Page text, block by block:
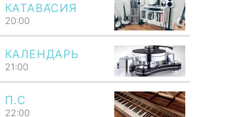
Общность звука с мыслью сразу же
бросается в глаза. Как мысль,
подобно молнии, сосредоточивает
КАТАВА́СИЯ
20:00
КАЛЕНДАРЬ
21:00
П.С
22:00